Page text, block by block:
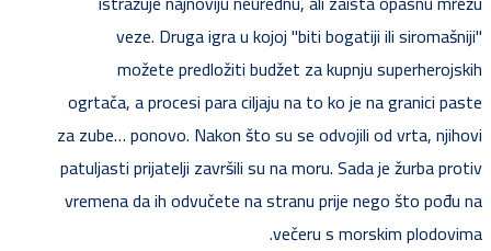
veze. Druga igra u kojoj "biti bogatiji ili siromašniji"
možete predložiti budžet za kupnju superherojskih
ogrtača, a procesi para ciljaju na to ko je na granici paste
za zube… ponovo. Nakon što su se odvojili od vrta, njihovi
patuljasti prijatelji završili su na moru. Sada je žurba protiv
vremena da ih odvučete na stranu prije nego što pođu na
večeru s morskim plodovima.